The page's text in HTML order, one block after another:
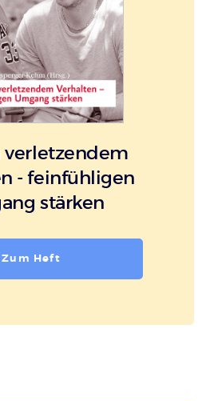
verletzendem
- feinfühligen
stärken
Zum Heft